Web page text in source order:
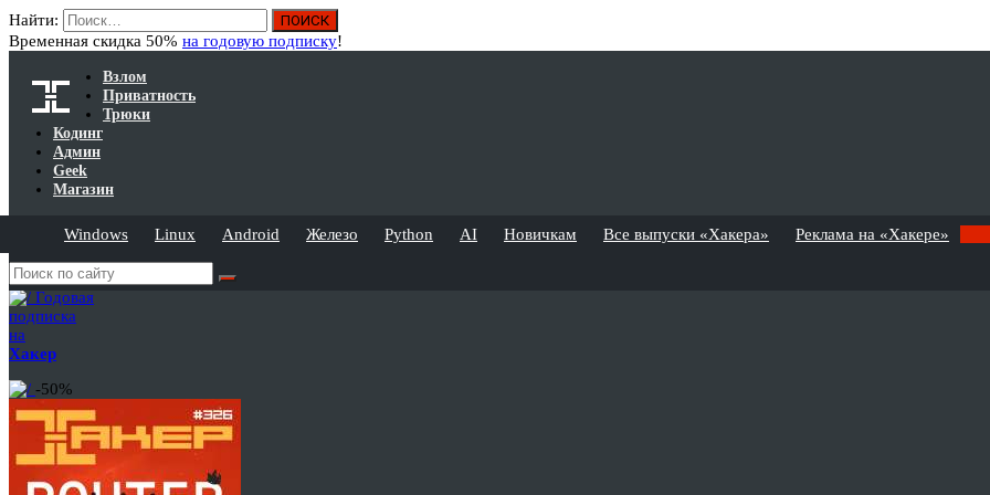
Найти:
Временная скидка 50% на годовую подписку!
Взлом
Приватность
Трюки
Кодинг
Админ
Geek
Магазин
Windows Linux Android Железо Python AI Новичкам Все выпуски «Хакера» Реклама на «Хакере»
Годовая
подписка
на
Хакер
-50%